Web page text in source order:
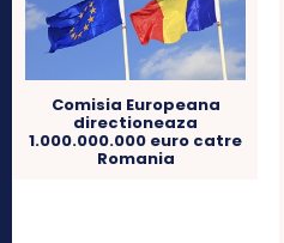
Comisia Europeana
directioneaza
1.000.000.000 euro catre
Romania